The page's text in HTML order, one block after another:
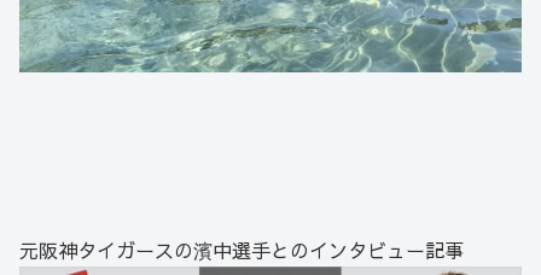
元阪神タイガースの濱中選手とのインタビュー記事